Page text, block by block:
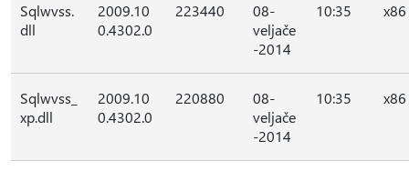
Sqlwvss.
dll
2009.10
0.4302.0
223440
08-
veljače
-2014
10:35 x86
Sqlwvss_
xp.dll
2009.10
0.4302.0
220880
08-
veljače
-2014
10:35 x86